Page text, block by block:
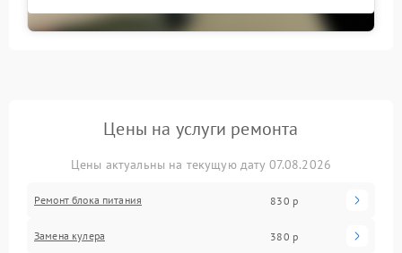
Цены на услуги ремонта
Цены актуальны на текущую дату 07.08.2026
Ремонт блока питания 830 р
Замена кулера 380 р